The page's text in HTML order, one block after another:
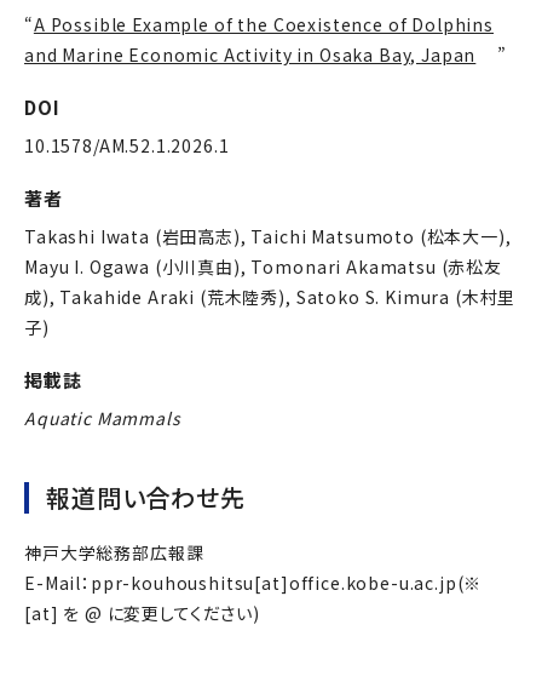
“A Possible Example of the Coexistence of Dolphins
and Marine Economic Activity in Osaka Bay, Japan
”
DOI
10.1578/AM.52.1.2026.1
著者
Takashi Iwata (岩田高志), Taichi Matsumoto (松本大一),
Mayu I. Ogawa (小川真由), Tomonari Akamatsu (赤松友
成), Takahide Araki (荒木陸秀), Satoko S. Kimura (木村里
子)
掲載誌
Aquatic Mammals
報道問い合わせ先
神戸大学総務部広報課
E-Mail：ppr-kouhoushitsu[at]office.kobe-u.ac.jp(※
[at] を @ に変更してください)